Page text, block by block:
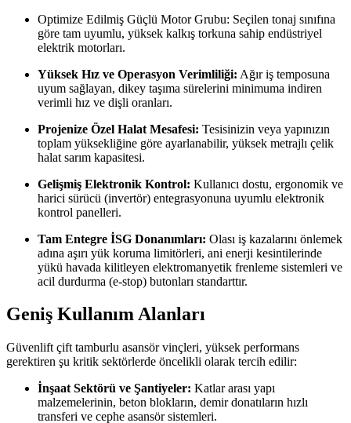
Optimize Edilmiş Güçlü Motor Grubu: Seçilen tonaj sınıfına
göre tam uyumlu, yüksek kalkış torkuna sahip endüstriyel
elektrik motorları.
Yüksek Hız ve Operasyon Verimliliği: Ağır iş temposuna
uyum sağlayan, dikey taşıma sürelerini minimuma indiren
verimli hız ve dişli oranları.
Projenize Özel Halat Mesafesi: Tesisinizin veya yapınızın
toplam yüksekliğine göre ayarlanabilir, yüksek metrajlı çelik
halat sarım kapasitesi.
Gelişmiş Elektronik Kontrol: Kullanıcı dostu, ergonomik ve
harici sürücü (invertör) entegrasyonuna uyumlu elektronik
kontrol panelleri.
Tam Entegre İSG Donanımları: Olası iş kazalarını önlemek
adına aşırı yük koruma limitörleri, ani enerji kesintilerinde
yükü havada kilitleyen elektromanyetik frenleme sistemleri ve
acil durdurma (e-stop) butonları standarttır.
Geniş Kullanım Alanları
Güvenlift çift tamburlu asansör vinçleri, yüksek performans
gerektiren şu kritik sektörlerde öncelikli olarak tercih edilir:
İnşaat Sektörü ve Şantiyeler: Katlar arası yapı
malzemelerinin, beton blokların, demir donatıların hızlı
transferi ve cephe asansör sistemleri.